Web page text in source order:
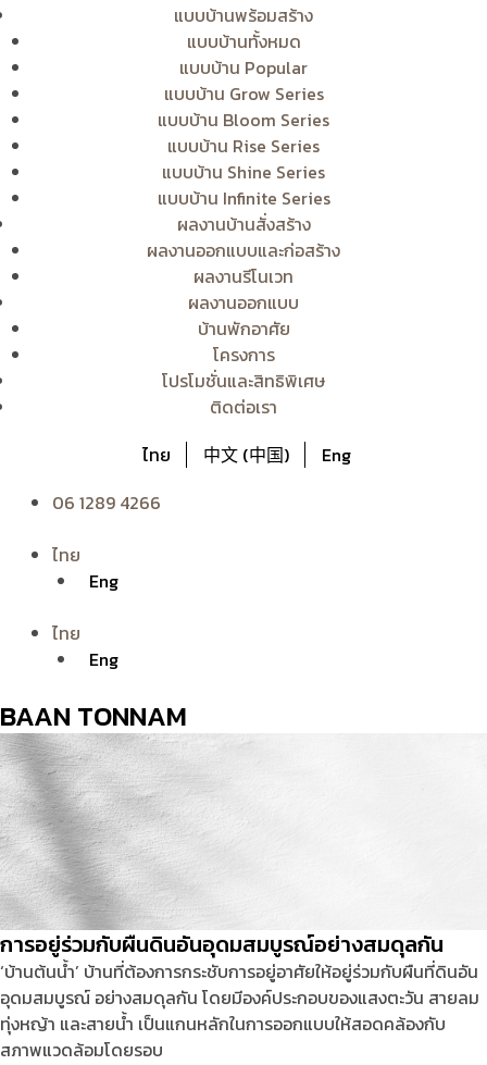
แบบบ้านพร้อมสร้าง
แบบบ้านทั้งหมด
แบบบ้าน Popular
แบบบ้าน Grow Series
แบบบ้าน Bloom Series
แบบบ้าน Rise Series
แบบบ้าน Shine Series
แบบบ้าน Infinite Series
ผลงานบ้านสั่งสร้าง
ผลงานออกแบบและก่อสร้าง
ผลงานรีโนเวท
ผลงานออกแบบ
บ้านพักอาศัย
โครงการ
โปรโมชั่นและสิทธิพิเศษ
ติดต่อเรา
ไทย
中文 (中国)
Eng
06 1289 4266
ไทย
Eng
ไทย
Eng
BAAN TONNAM
การอยู่ร่วมกับผืนดินอันอุดมสมบูรณ์อย่างสมดุลกัน
‘บ้านต้นน้ำ’ บ้านที่ต้องการกระชับการอยู่อาศัยให้อยู่ร่วมกับผืนที่ดินอัน
อุดมสมบูรณ์ อย่างสมดุลกัน โดยมีองค์ประกอบของแสงตะวัน สายลม
ทุ่งหญ้า และสายน้ำ เป็นแกนหลักในการออกแบบให้สอดคล้องกับ
สภาพแวดล้อมโดยรอบ